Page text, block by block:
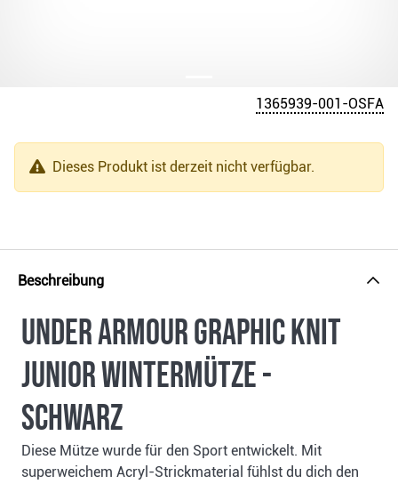
1365939-001-OSFA
Dieses Produkt ist derzeit nicht verfügbar.
Beschreibung
Under Armour Graphic Knit
Junior Wintermütze -
schwarz
Diese Mütze wurde für den Sport entwickelt. Mit
superweichem Acryl-Strickmaterial fühlst du dich den